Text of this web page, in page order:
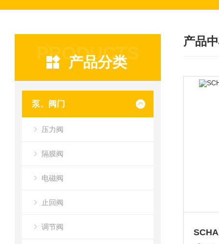
PRODUCTS
产品分类
泵、阀门
压力阀
隔膜阀
电磁阀
止回阀
调节阀
产品